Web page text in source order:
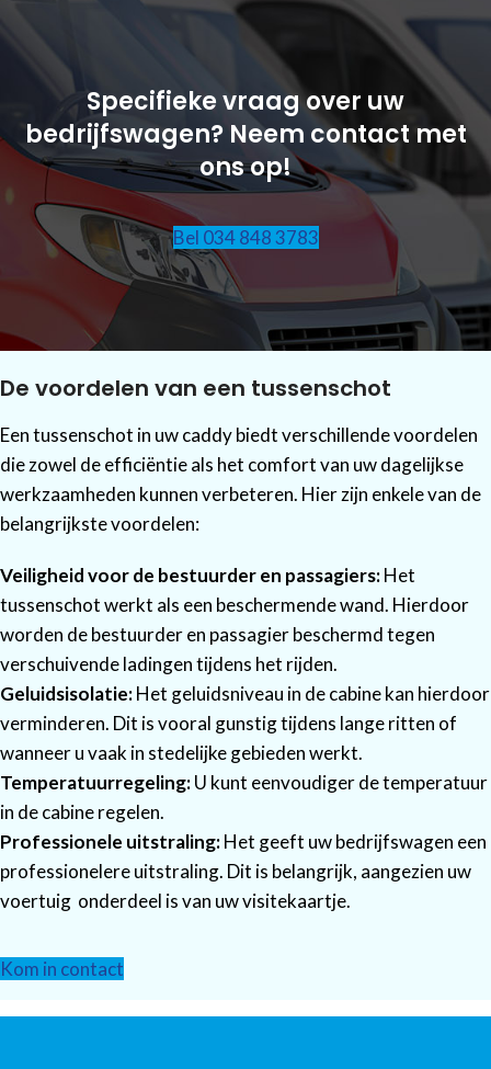
Specifieke vraag over uw
bedrijfswagen? Neem contact met
ons op!
Bel 034 848 3783
De voordelen van een tussenschot
Een tussenschot in uw caddy biedt verschillende voordelen
die zowel de efficiëntie als het comfort van uw dagelijkse
werkzaamheden kunnen verbeteren. Hier zijn enkele van de
belangrijkste voordelen:
Veiligheid voor de bestuurder en passagiers:Het
tussenschot werkt als een beschermende wand. Hierdoor
worden de bestuurder en passagier beschermd tegen
verschuivende ladingen tijdens het rijden.
Geluidsisolatie:Het geluidsniveau in de cabine kan hierdoor
verminderen. Dit is vooral gunstig tijdens lange ritten of
wanneer u vaak in stedelijke gebieden werkt.
Temperatuurregeling:U kunt eenvoudiger de temperatuur
in de cabine regelen.
Professionele uitstraling:Het geeft uw bedrijfswagen een
professionelere uitstraling. Dit is belangrijk, aangezien uw
voertuig onderdeel is van uw visitekaartje.
Kom in contact